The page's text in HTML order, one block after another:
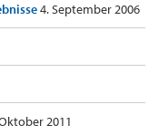
4. September 2006
2011